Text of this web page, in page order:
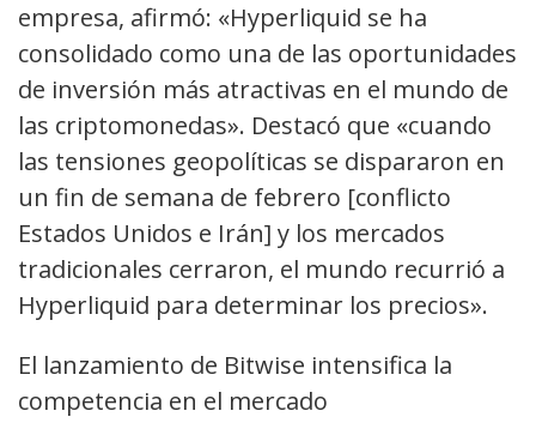
empresa, afirmó: «Hyperliquid se ha
consolidado como una de las oportunidades
de inversión más atractivas en el mundo de
las criptomonedas». Destacó que «cuando
las tensiones geopolíticas se dispararon en
un fin de semana de febrero [conflicto
Estados Unidos e Irán] y los mercados
tradicionales cerraron, el mundo recurrió a
Hyperliquid para determinar los precios».
El lanzamiento de Bitwise intensifica la
competencia en el mercado